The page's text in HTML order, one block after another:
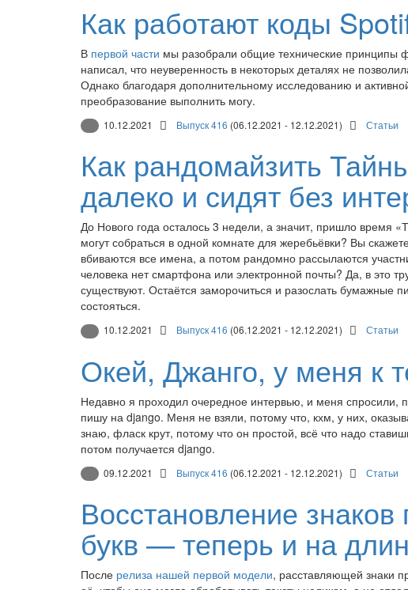
Как работают коды
В первой части мы разобрали общие технические принципы
написал, что неуверенность в некоторых деталях не
Однако благодаря дополнительному исследованию и
преобразование выполнить могу.
10.12.2021 Выпуск 416 (06.12.2021 - 12.12.2021) Статьи
Как рандомайзить
далеко и сидят без
До Нового года осталось 3 недели, а значит, пришло время
могут собраться в одной комнате для жеребьёвки? Вы
вбиваются все имена, а потом рандомно рассылаются
человека нет смартфона или электронной почты? Да, в это
существуют. Остаётся заморочиться и разослать бумажные
состояться.
10.12.2021 Выпуск 416 (06.12.2021 - 12.12.2021) Статьи
Окей, Джанго, у меня к
Недавно я проходил очередное интервью, и меня спросили,
пишу на django. Меня не взяли, потому что, кхм, у них,
знаю, фласк крут, потому что он простой, всё что надо
потом получается django.
09.12.2021 Выпуск 416 (06.12.2021 - 12.12.2021) Статьи
Восстановление
букв — теперь и на
После релиза нашей первой модели, расставляющей знаки